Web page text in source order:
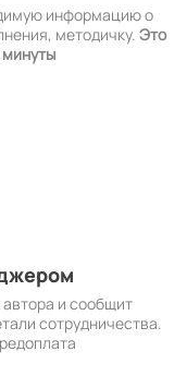
информацию о
методичку. Это
и сообщит
сотрудничества.